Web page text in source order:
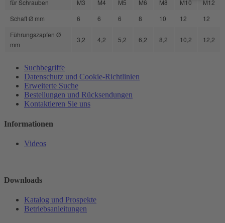
für Schrauben M3 M4 M5 M6 M8 M10
M12
Schaft Ø mm
6 6 6 8 10 12
12
Führungszapfen Ø
mm
3,2 4,2 5,2 6,2 8,2 10,2 12,2
Suchbegriffe
Datenschutz und Cookie-Richtlinien
Erweiterte Suche
Bestellungen und Rücksendungen
Kontaktieren Sie uns
Informationen
Videos
Downloads
Katalog und Prospekte
Betriebsanleitungen